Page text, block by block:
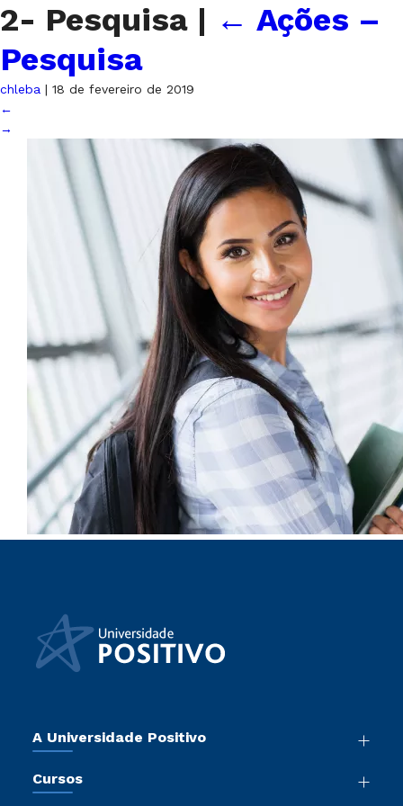
2- Pesquisa | ← Ações –
Pesquisa
chleba | 18 de fevereiro de 2019
←
→
A Universidade Positivo
Sala de Imprensa
Cursos